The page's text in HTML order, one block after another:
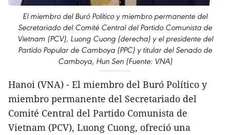
El miembro del Buró Político y miembro permanente del
Secretariado del Comité Central del Partido Comunista de
Vietnam (PCV), Luong Cuong (derecha) y el presidente del
Partido Popular de Camboya (PPC) y titular del Senado de
Camboya, Hun Sen (Fuente: VNA)
Hanoi (VNA) - El miembro del Buró Político y
miembro permanente del Secretariado del
Comité Central del Partido Comunista de
Vietnam (PCV), Luong Cuong, ofreció una